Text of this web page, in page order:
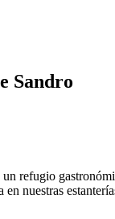
Sandro
refugio
nuestras